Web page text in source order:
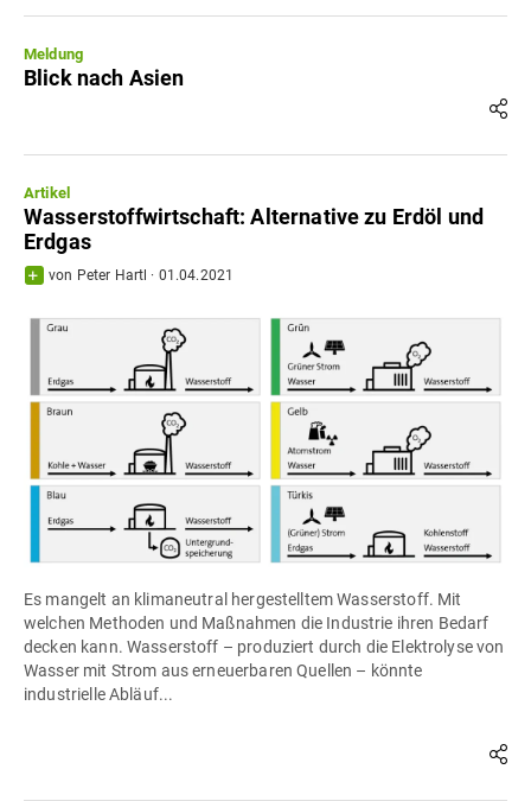
Meldung
Blick nach Asien
Artikel
Wasserstoffwirtschaft: Alternative zu Erdöl und
Erdgas
von Peter Hartl · 01.04.2021
Es mangelt an klimaneutral hergestelltem Wasserstoff. Mit
welchen Methoden und Maßnahmen die Industrie ihren Bedarf
decken kann. Wasserstoff – produziert durch die Elektrolyse von
Wasser mit Strom aus erneuerbaren Quellen – könnte
industrielle Abläuf...